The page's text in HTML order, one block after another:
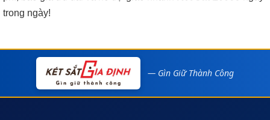
trong ngày!
— Gìn Giữ Thành Công